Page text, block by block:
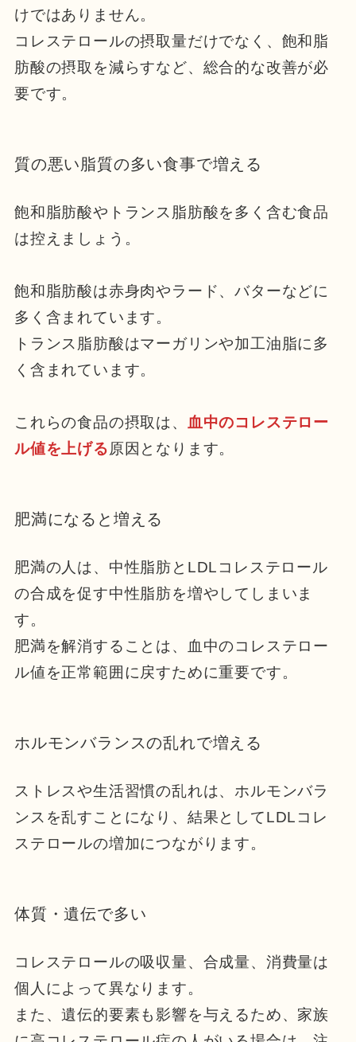
けではありません。
コレステロールの摂取量だけでなく、飽和脂
肪酸の摂取を減らすなど、総合的な改善が必
要です。
質の悪い脂質の多い食事で増える
飽和脂肪酸やトランス脂肪酸を多く含む食品
は控えましょう。
飽和脂肪酸は赤身肉やラード、バターなどに
多く含まれています。
トランス脂肪酸はマーガリンや加工油脂に多
く含まれています。
これらの食品の摂取は、
血中のコレステロー
ル値を上げる原因となります。
肥満になると増える
肥満の人は、中性脂肪とLDLコレステロール
の合成を促す中性脂肪を増やしてしまいま
す。
肥満を解消することは、血中のコレステロー
ル値を正常範囲に戻すために重要です。
ホルモンバランスの乱れで増える
ストレスや生活習慣の乱れは、ホルモンバラ
ンスを乱すことになり、結果としてLDLコレ
ステロールの増加につながります。
体質・遺伝で多い
コレステロールの吸収量、合成量、消費量は
個人によって異なります。
また、遺伝的要素も影響を与えるため、家族